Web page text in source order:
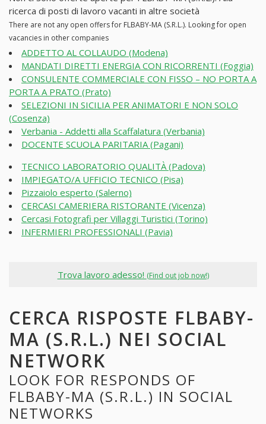
ricerca di posti di lavoro vacanti in altre società
There are not any open offers for FLBABY-MA (S.R.L.). Looking for open
vacancies in other companies
ADDETTO AL COLLAUDO (Modena)
MANDATI DIRETTI ENERGIA CON RICORRENTI (Foggia)
CONSULENTE COMMERCIALE CON FISSO – NO PORTA A
PORTA A PRATO (Prato)
SELEZIONI IN SICILIA PER ANIMATORI E NON SOLO
(Cosenza)
Verbania - Addetti alla Scaffalatura (Verbania)
DOCENTE SCUOLA PARITARIA (Pagani)
TECNICO LABORATORIO QUALITÀ (Padova)
IMPIEGATO/A UFFICIO TECNICO (Pisa)
Pizzaiolo esperto (Salerno)
CERCASI CAMERIERA RISTORANTE (Vicenza)
Cercasi Fotografi per Villaggi Turistici (Torino)
INFERMIERI PROFESSIONALI (Pavia)
Trova lavoro adesso! (Find out job now!)
CERCA RISPOSTE FLBABY-
MA (S.R.L.) NEI SOCIAL
NETWORK
LOOK FOR RESPONDS OF
FLBABY-MA (S.R.L.) IN SOCIAL
NETWORKS